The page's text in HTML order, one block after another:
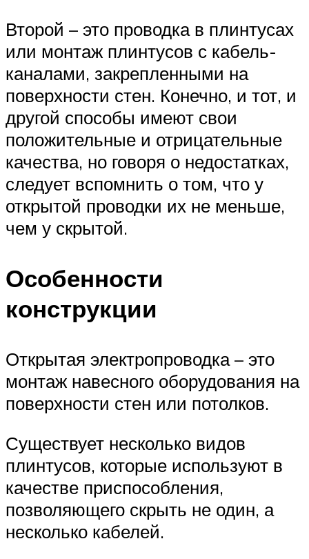
Второй – это проводка в плинтусах
или монтаж плинтусов с кабель-
каналами, закрепленными на
поверхности стен. Конечно, и тот, и
другой способы имеют свои
положительные и отрицательные
качества, но говоря о недостатках,
следует вспомнить о том, что у
открытой проводки их не меньше,
чем у скрытой.
Особенности
конструкции
Открытая электропроводка – это
монтаж навесного оборудования на
поверхности стен или потолков.
Существует несколько видов
плинтусов, которые используют в
качестве приспособления,
позволяющего скрыть не один, а
несколько кабелей.